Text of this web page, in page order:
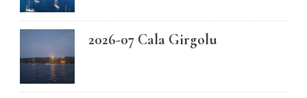
2026-07 Cala Girgolu